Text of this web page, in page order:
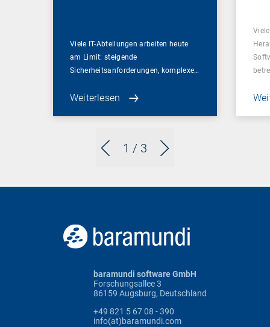
1 / 3
Viele IT-Abteilungen arbeiten heute
am Limit: steigende
Sicherheitsanforderungen, komplexe…
Weiterlesen
baramundi software GmbH
Forschungsallee 3
86159 Augsburg, Deutschland
+49 821 5 67 08 - 390
info(at)baramundi.com